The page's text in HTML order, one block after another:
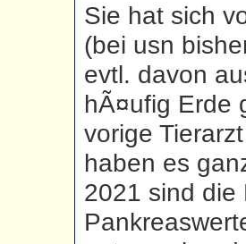
Sie hat sich
(bei usn
evtl. davon
hÃ¤ufig Erde
vorige
haben es
2021 sind die